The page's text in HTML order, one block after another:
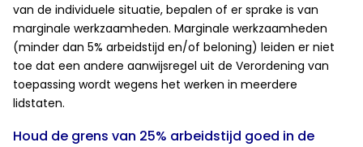
van de individuele situatie, bepalen of er sprake is van
marginale werkzaamheden. Marginale werkzaamheden
(minder dan 5% arbeidstijd en/of beloning) leiden er niet
toe dat een andere aanwijsregel uit de Verordening van
toepassing wordt wegens het werken in meerdere
lidstaten.
Houd de grens van 25% arbeidstijd goed in de